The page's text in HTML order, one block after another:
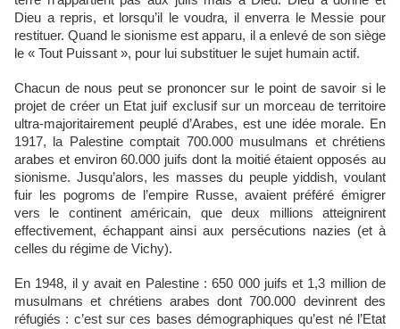
Dieu a repris, et lorsqu’il le voudra, il enverra le Messie pour
restituer. Quand le sionisme est apparu, il a enlevé de son siège
le « Tout Puissant », pour lui substituer le sujet humain actif.
Chacun de nous peut se prononcer sur le point de savoir si le
projet de créer un Etat juif exclusif sur un morceau de territoire
ultra-majoritairement peuplé d’Arabes, est une idée morale. En
1917, la Palestine comptait 700.000 musulmans et chrétiens
arabes et environ 60.000 juifs dont la moitié étaient opposés au
sionisme. Jusqu’alors, les masses du peuple yiddish, voulant
fuir les pogroms de l’empire Russe, avaient préféré émigrer
vers le continent américain, que deux millions atteignirent
effectivement, échappant ainsi aux persécutions nazies (et à
celles du régime de Vichy).
En 1948, il y avait en Palestine : 650 000 juifs et 1,3 million de
musulmans et chrétiens arabes dont 700.000 devinrent des
réfugiés : c’est sur ces bases démographiques qu’est né l’Etat